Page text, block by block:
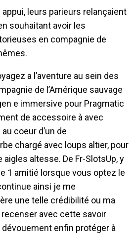
leurs parieurs relançaient
souhaitant avoir les
en compagnie de
a l’aventure au sein des
de l’Amérique sauvage
e immersive pour Pragmatic
de accessoire à avec
coeur d’un de
chargé avec loups altier, pour
altesse. De Fr-SlotsUp, y
1 amitié lorsque vous optez le
ainsi je me
une telle crédibilité ou ma
avec cette savoir
enfin protéger à